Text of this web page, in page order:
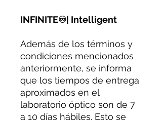
INFINITE♾| Intelligent
Además de los términos y
condiciones mencionados
anteriormente, se informa
que los tiempos de entrega
aproximados en el
laboratorio óptico son de 7
a 10 días hábiles. Esto se